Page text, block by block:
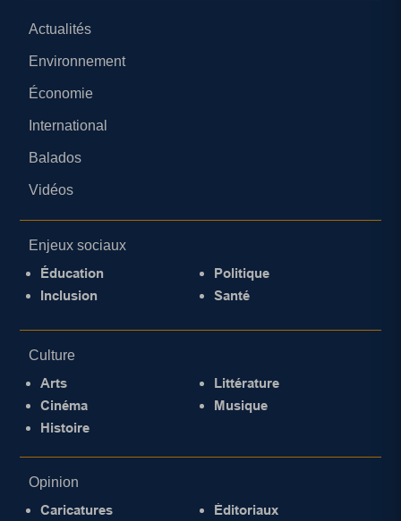
Actualités
Environnement
Économie
International
Balados
Vidéos
Enjeux sociaux
Éducation
Inclusion
Politique
Santé
Culture
Arts
Cinéma
Histoire
Littérature
Musique
Opinion
Caricatures
Éditoriaux